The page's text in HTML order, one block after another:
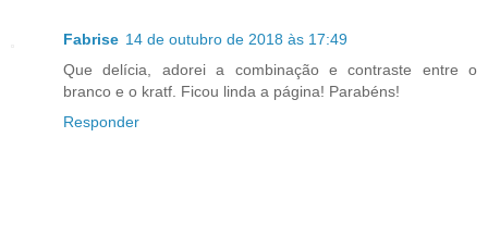
Fabrise 14 de outubro de 2018 às 17:49
Que delícia, adorei a combinação e contraste entre o
branco e o kratf. Ficou linda a página! Parabéns!
Responder